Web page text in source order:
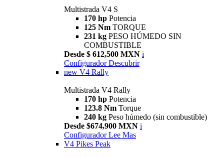
Multistrada V4 S
170 hp Potencia
125 Nm TORQUE
231 kg PESO HÚMEDO SIN
COMBUSTIBLE
Desde $ 612,500 MXN i
Configurador Descubrir
new V4 Rally
Multistrada V4 Rally
170 hp Potencia
123.8 Nm Torque
240 kg Peso húmedo (sin combustible)
Desde $674,900 MXN i
Configurador Lee Mas
V4 Pikes Peak